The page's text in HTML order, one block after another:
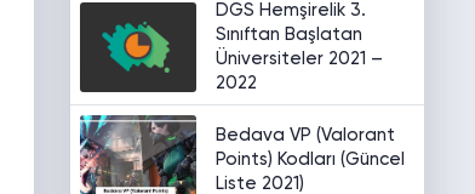
DGS Hemşirelik 3.
Sınıftan Başlatan
Üniversiteler 2021 –
2022
Bedava VP (Valorant
Points) Kodları (Güncel
Liste 2021)